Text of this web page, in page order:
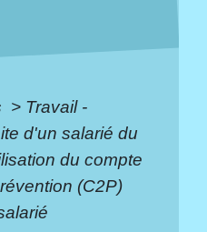
> Travail -
d'un salarié du
du compte
(C2P)